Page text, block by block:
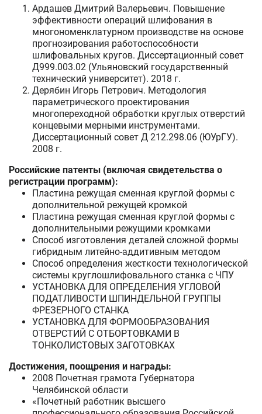
Ардашев Дмитрий Валерьевич. Повышение
эффективности операций шлифования в
многономенклатурном производстве на основе
прогнозирования работоспособности
шлифовальных кругов. Диссертационный совет
Д999.003.02 (Ульяновский государственный
технический университет). 2018 г.
Дерябин Игорь Петрович. Методология
параметрического проектирования
многопереходной обработки круглых отверстий
концевыми мерными инструментами.
Диссертационный совет Д 212.298.06 (ЮУрГУ).
2008 г.
Российские патенты (включая свидетельства о
регистрации программ):
Пластина режущая сменная круглой формы с
дополнительной режущей кромкой
Пластина режущая сменная круглой формы с
дополнительными режущими кромками
Способ изготовления деталей сложной формы
гибридным литейно-аддитивным методом
Способ определения жесткости технологической
системы круглошлифовального станка с ЧПУ
УСТАНОВКА ДЛЯ ОПРЕДЕЛЕНИЯ УГЛОВОЙ
ПОДАТЛИВОСТИ ШПИНДЕЛЬНОЙ ГРУППЫ
ФРЕЗЕРНОГО СТАНКА
УСТАНОВКА ДЛЯ ФОРМООБРАЗОВАНИЯ
ОТВЕРСТИЙ С ОТБОРТОВКАМИ В
ТОНКОЛИСТОВЫХ ЗАГОТОВКАХ
Достижения, поощрения и награды:
2008 Почетная грамота Губернатора
Челябинской области
«Почетный работник высшего